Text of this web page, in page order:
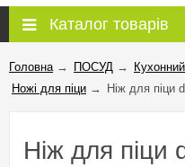
Каталог товарів
Головна → ПОСУД →
Ножі для піци → Ніж для піци
Ніж для піци